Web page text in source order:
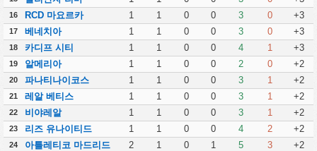
16 RCD 마요르카 1 1 0 0 3 0 +3
17 베네치아 1 1 0 0 3 0 +3
18 카디프 시티 1 1 0 0 4 1 +3
19 알메리아 1 1 0 0 2 0 +2
20 파나티나이코스 1 1 0 0 3 1 +2
21 레알 베티스 1 1 0 0 3 1 +2
22 비야레알 1 1 0 0 3 1 +2
23 리즈 유나이티드 1 1 0 0 4 2 +2
24 아틀레티코 마드리드 2 1 0 1 5 3 +2